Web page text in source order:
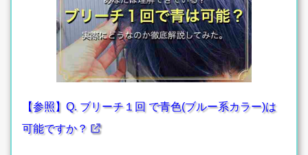
【参照】Q. ブリーチ１回 で青色(ブルー系カラー)は
可能ですか？